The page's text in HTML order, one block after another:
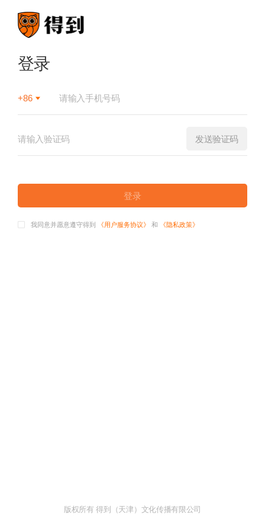
登录
+86
发送验证码
登录
我同意并愿意遵守得到 《用户服务协议》 和 《隐私政策》
版权所有 得到（天津）文化传播有限公司